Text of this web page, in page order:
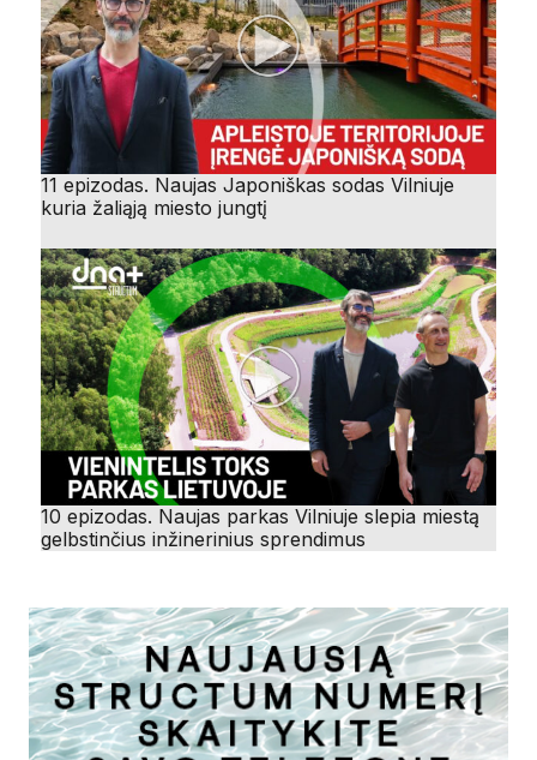
11 epizodas. Naujas Japoniškas sodas Vilniuje
kuria žaliąją miesto jungtį
10 epizodas. Naujas parkas Vilniuje slepia miestą
gelbstinčius inžinerinius sprendimus